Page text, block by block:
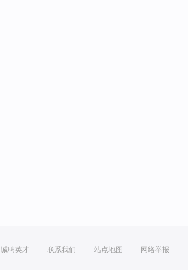
诚聘英才 联系我们 站点地图 网络举报